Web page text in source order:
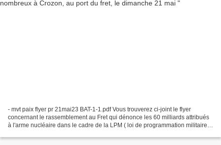
- mvt paix flyer pr 21mai23 BAT-1-1.pdf Vous trouverez ci-joint le flyer
concernant le rassemblement au Fret qui dénonce les 60 milliards attribués
à l'arme nucléaire dans le cadre de la LPM ( loi de programmation militaire)